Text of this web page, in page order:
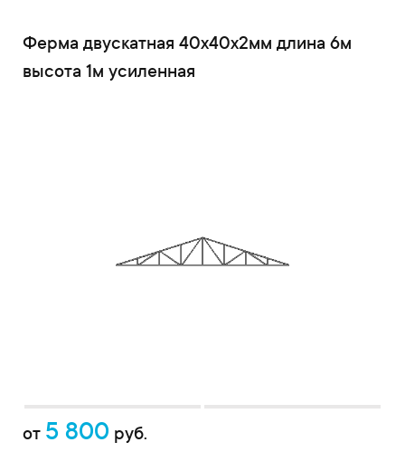
Ферма двускатная 40x40x2мм длина 6м
высота 1м усиленная
от 5 800 руб.